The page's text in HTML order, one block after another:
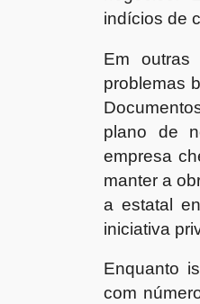
indícios de
Em outras
problemas
plano de
empresa
manter a
a estatal
iniciativa
Enquanto
com